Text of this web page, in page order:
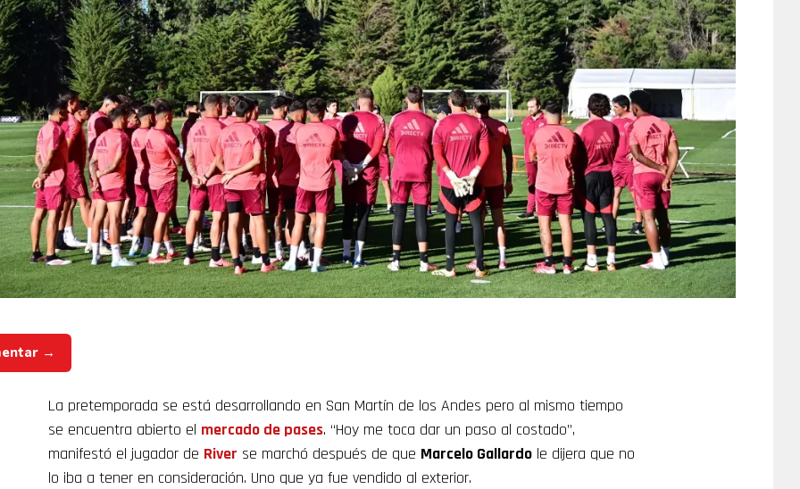
→
La pretemporada se está desarrollando en San Martín de los Andes pero al mismo tiempo
se encuentra abierto el mercado de pases. “Hoy me toca dar un paso al costado”,
manifestó el jugador de River se marchó después de que Marcelo Gallardo le dijera que no
lo iba a tener en consideración. Uno que ya fue vendido al exterior.